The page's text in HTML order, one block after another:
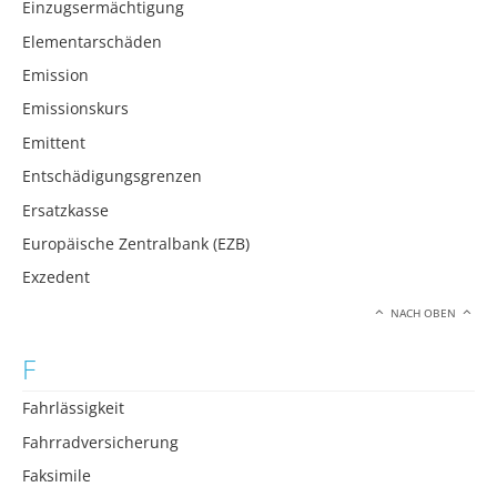
Einzugsermächtigung
Elementarschäden
Emission
Emissionskurs
Emittent
Entschädigungsgrenzen
Ersatzkasse
Europäische Zentralbank (EZB)
Exzedent
NACH OBEN
F
Fahrlässigkeit
Fahrradversicherung
Faksimile